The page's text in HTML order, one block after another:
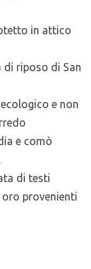
in attico
di riposo di San
e non
e comò
di testi
provenienti